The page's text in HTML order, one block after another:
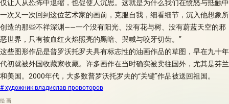
仅让人从恐怖中退缩，也促使人沉思。这就是为什么我们在愤怒与抵触中
一次又一次回到这位艺术家的画前，克服自我，细看细节，沉入他想象所
创造的那些不祥深渊——一个没有阳光、没有花与树、没有蔚蓝天空的邪
恶世界，只有被血红火焰照亮的黑暗、哭喊与咬牙切齿。”
这些图形作品是普罗沃托罗夫具有标志性的油画作品的草图，早在九十年
代初就被外国收藏家收藏。许多画作在当时确实被卖往国外，尤其是芬兰
和美国。2000年代，大多数普罗沃托罗夫的“关键”作品被送回祖国。
# художник владислав провоторов
绘画